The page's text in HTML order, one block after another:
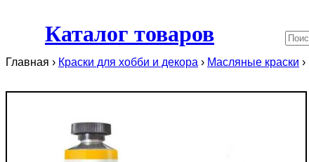
Каталог товаров
Главная › Краски для хобби и декора › Масляные краски ›